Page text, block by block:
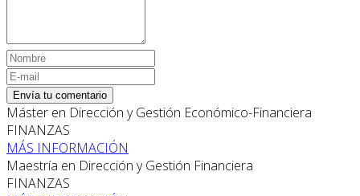
Envía tu comentario
Máster en Dirección y Gestión Económico-Financiera
FINANZAS
MÁS INFORMACIÓN
Maestría en Dirección y Gestión Financiera
FINANZAS